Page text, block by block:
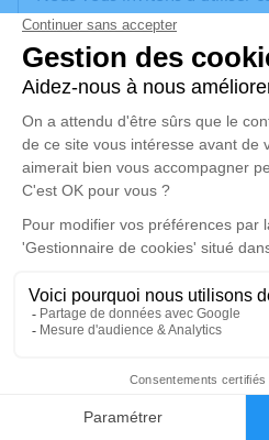
Faire-part
vos condoléances, partager
anecdote ou exprimer vos
poèmes ou des textes. Cet
d'expression dédié à honorer
DUCLOS.
Un service de plantation
disponible ici.
Cérémonie religieuse
Église de Notre-
Chapelle